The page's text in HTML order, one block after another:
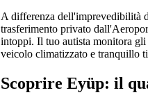
A differenza dell'imprevedibilità
trasferimento privato
intoppi. Il tuo autista monitora
veicolo climatizzato e tranquillo ti
Scoprire Eyüp: il